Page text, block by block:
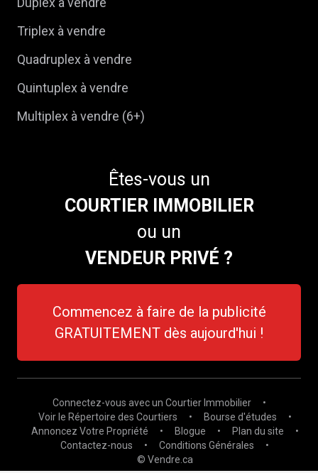
Triplex à vendre
Quadruplex à vendre
Quintuplex à vendre
Multiplex à vendre (6+)
Êtes-vous un
COURTIER IMMOBILIER
ou un
VENDEUR PRIVÉ ?
Commencez à faire de la publicité
GRATUITEMENT dès aujourd'hui !
Connectez-vous avec un Courtier Immobilier
•
Voir le Répertoire des Courtiers
• Bourse d'études
•
Annoncez Votre Propriété
• Blogue • Plan du site
•
Contactez-nous
• Conditions Générales
•
© Vendre.ca